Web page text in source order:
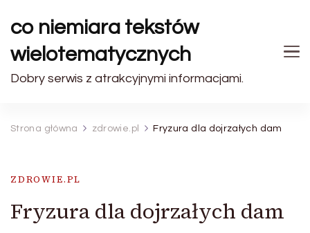
co niemiara tekstów
wielotematycznych
Dobry serwis z atrakcyjnymi informacjami.
Strona główna zdrowie.pl Fryzura dla dojrzałych dam
ZDROWIE.PL
Fryzura dla dojrzałych dam